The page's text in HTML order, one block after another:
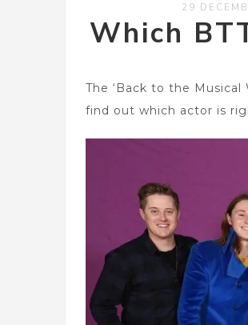
29
Which
The ‘Back to the
find out which actor is